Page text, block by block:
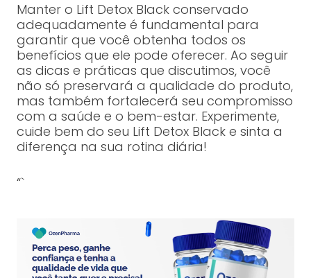
Manter o Lift Detox Black conservado
adequadamente é fundamental para
garantir que você obtenha todos os
benefícios que ele pode oferecer. Ao seguir
as dicas e práticas que discutimos, você
não só preservará a qualidade do produto,
mas também fortalecerá seu compromisso
com a saúde e o bem-estar. Experimente,
cuide bem do seu Lift Detox Black e sinta a
diferença na sua rotina diária!
“`